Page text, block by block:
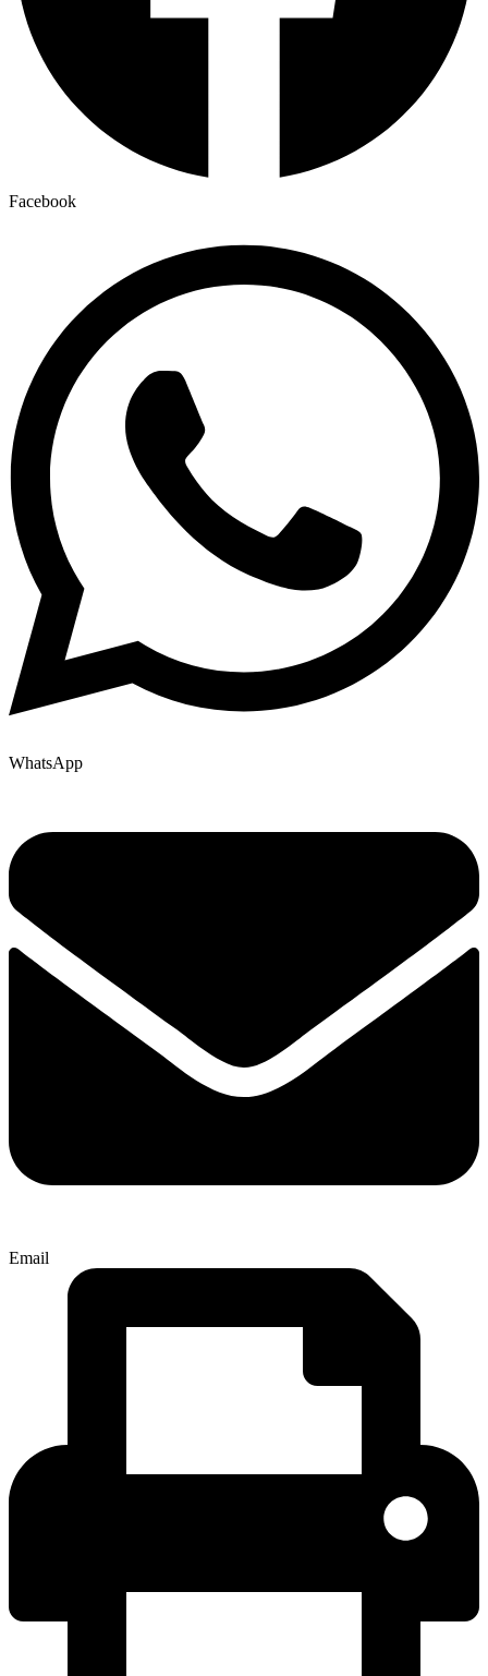
Facebook
WhatsApp
Email